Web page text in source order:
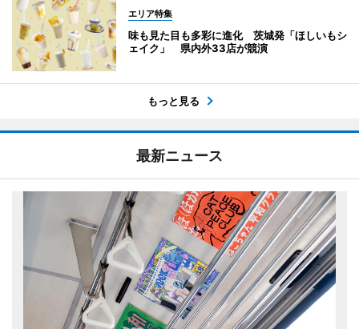
エリア特集
味も見た目も多彩に進化 茨城発「ほしいもシ
ェイク」 県内外33店が競演
もっと見る
最新ニュース